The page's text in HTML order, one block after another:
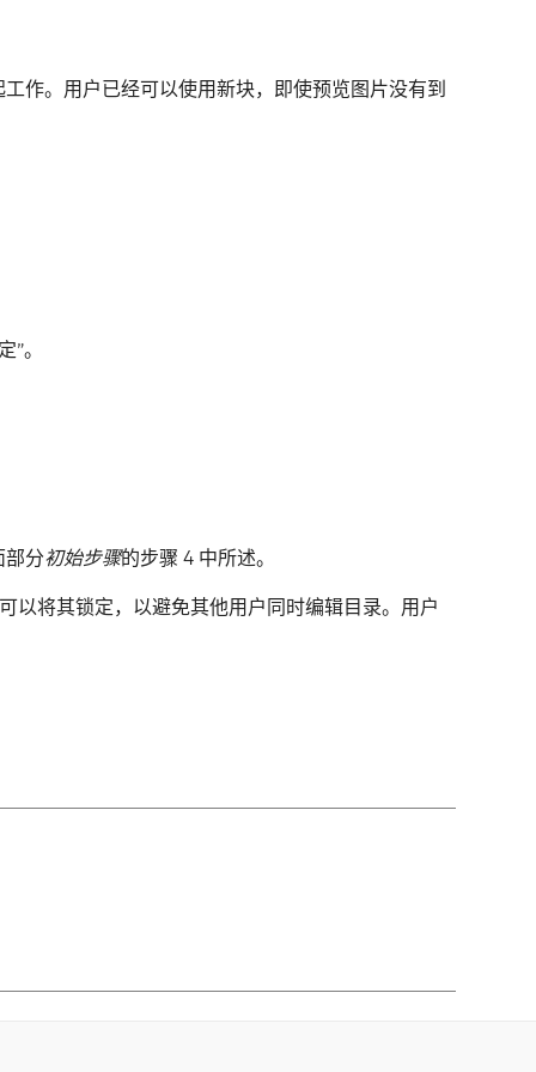
作。用户已经可以使用新块，即使预览图片没有到
。
分初始步骤的步骤 4 中所述。
将其锁定，以避免其他用户同时编辑目录。用户